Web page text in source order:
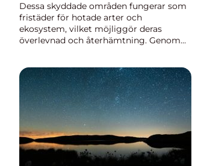
Dessa skyddade områden fungerar som
fristäder för hotade arter och
ekosystem, vilket möjliggör deras
överlevnad och återhämtning. Genom